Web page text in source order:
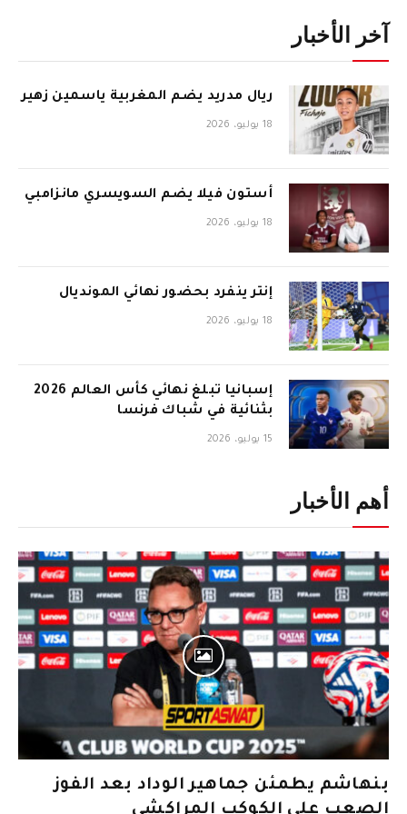
آخر الأخبار
ريال مدريد يضم المغربية ياسمين زهير
18 يوليو، 2026
أستون فيلا يضم السويسري مانزامبي
18 يوليو، 2026
إنتر ينفرد بحضور نهائي المونديال
18 يوليو، 2026
إسبانيا تبلغ نهائي كأس العالم 2026
بثنائية في شباك فرنسا
15 يوليو، 2026
أهم الأخبار
بنهاشم يطمئن جماهير الوداد بعد الفوز